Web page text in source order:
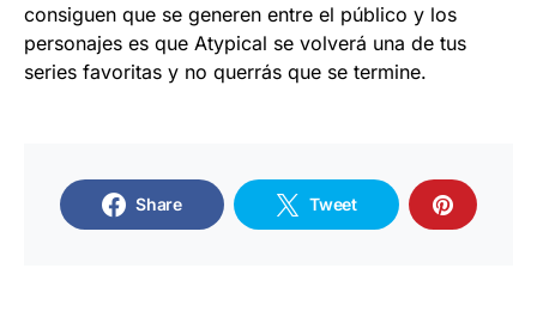
consiguen que se generen entre el público y los
personajes es que Atypical se volverá una de tus
series favoritas y no querrás que se termine.
Share Tweet